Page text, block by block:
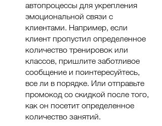
автопроцессы для укрепления
эмоциональной связи с
клиентами. Например, если
клиент пропустил определенное
количество тренировок или
классов, пришлите заботливое
сообщение и поинтересуйтесь,
все ли в порядке. Или отправьте
промокод со скидкой после того,
как он посетит определенное
количество занятий.